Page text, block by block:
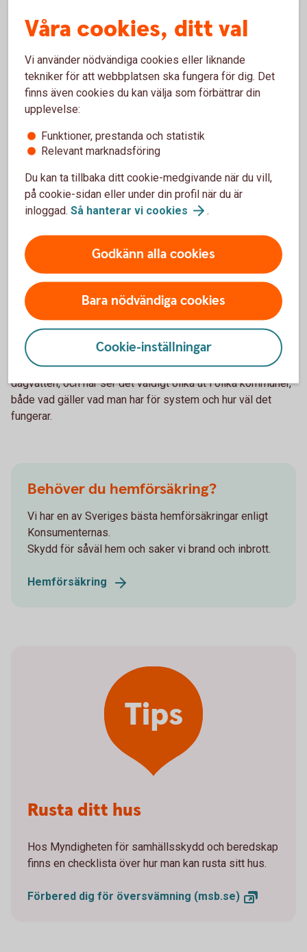
tänka sig att man framåt kommer titta på enskilda hus och
försäkra ett hus som ligger vid ett vattendrag och är lågt
beläget.
Vad tror du om olyckor framåt
relaterat till vädret?
Det vi har sett på senare tid är att det har blivit svårare att
förutspå var skyfallen kommer att ske och hur stora de
kommer att bli, och det tror vi att vi kommer se mer av
Behövs det förändringar i
infrastrukturen runt våra hus för
att anpassa till nya
omständigheter?
Kommunerna behöver se över upptagningsförmågan av
dagvatten, och här ser det väldigt olika ut i olika kommuner,
både vad gäller vad man har för system och hur väl det
fungerar.
Behöver du hemförsäkring?
Vi har en av Sveriges bästa hemförsäkringar enligt
Konsumenternas.
Skydd för såväl hem och saker vi brand och inbrott.
Hemförsäkring
Tips
Rusta ditt hus
Hos Myndigheten för samhällsskydd och beredskap
finns en checklista över hur man kan rusta sitt hus.
Förbered dig för översvämning (msb.se)
Våra cookies, ditt val
Vi använder nödvändiga cookies eller liknande
tekniker för att webbplatsen ska fungera för dig. Det
finns även cookies du kan välja som förbättrar din
upplevelse:
Funktioner, prestanda och statistik
Relevant marknadsföring
Du kan ta tillbaka ditt cookie-medgivande när du vill,
på cookie-sidan eller under din profil när du är
inloggad. Så hanterar vi cookies .
Godkänn alla cookies
Bara nödvändiga cookies
Cookie-inställningar